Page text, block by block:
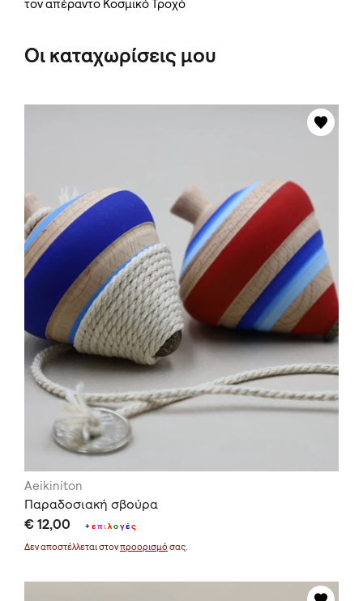
τον απέραντο Κοσμικό Τροχό
Οι καταχωρίσεις μου
Aeikiniton
Παραδοσιακή σβούρα
€ 12,00 +επιλογές
Δεν αποστέλλεται στονπροορισμό σας.